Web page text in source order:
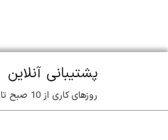
پشتیبانی آنلاین
روزهای کاری از 10 صبح تا 9 شب